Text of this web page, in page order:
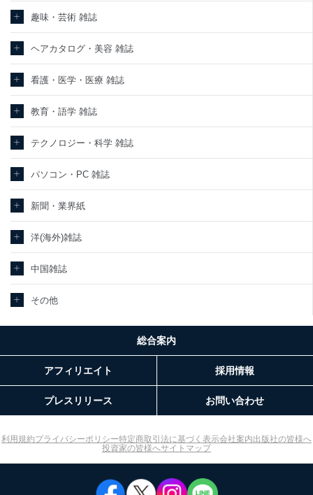
趣味・芸術 雑誌
ヘアカタログ・美容 雑誌
看護・医学・医療 雑誌
教育・語学 雑誌
テクノロジー・科学 雑誌
パソコン・PC 雑誌
新聞・業界紙
洋(海外)雑誌
中国雑誌
その他
総合案内
アフィリエイト 採用情報
プレスリリース お問い合わせ
利用規約プライバシーポリシー特定商取引法に基づく表示会社案内出版社の皆様へ
投資家の皆様へサイトマップ